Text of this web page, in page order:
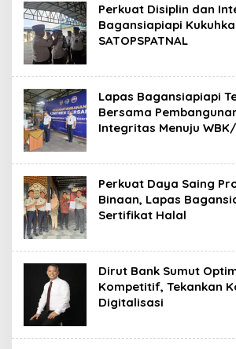
.
i
d
Perkuat Disiplin dan
Bagansiapiapi
SATOPSPATNAL
Lapas Bagansiapiapi
Bersama
Integritas Menuju
Perkuat Daya Saing
Binaan, Lapas
Sertifikat Halal
Dirut Bank Sumut
Kompetitif, Tekankan
Digitalisasi